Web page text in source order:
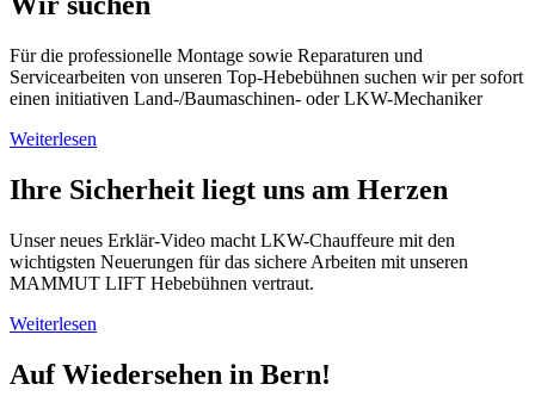
Für die professionelle Montage sowie Reparaturen und
Servicearbeiten von unseren Top-Hebebühnen suchen wir per sofort
einen initiativen Land-/Baumaschinen- oder LKW-Mechaniker
Weiterlesen
Ihre Sicherheit liegt uns am Herzen
Unser neues Erklär-Video macht LKW-Chauffeure mit den
wichtigsten Neuerungen für das sichere Arbeiten mit unseren
MAMMUT LIFT Hebebühnen vertraut.
Weiterlesen
Auf Wiedersehen in Bern!